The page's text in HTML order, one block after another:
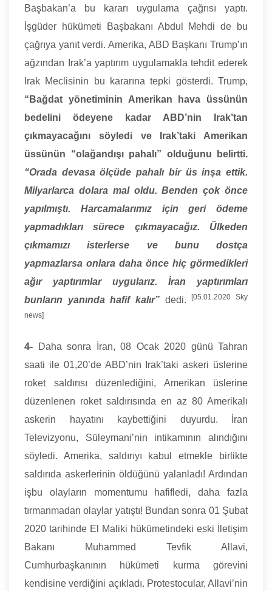
Başbakan’a bu kararı uygulama çağrısı yaptı.
İşgüder hükümeti Başbakanı Abdul Mehdi de bu
çağrıya yanıt verdi. Amerika, ABD Başkanı Trump’ın
ağzından Irak’a yaptırım uygulamakla tehdit ederek
Irak Meclisinin bu kararına tepki gösterdi. Trump,
“Bağdat yönetiminin Amerikan hava üssünün
bedelini ödeyene kadar ABD’nin Irak’tan
çıkmayacağını söyledi ve Irak’taki Amerikan
üssünün “olağandışı pahalı” olduğunu belirtti.
“Orada devasa ölçüde pahalı bir üs inşa ettik.
Milyarlarca dolara mal oldu. Benden çok önce
yapılmıştı. Harcamalarımız için geri ödeme
yapmadıkları sürece çıkmayacağız. Ülkeden
çıkmamızı isterlerse ve bunu dostça
yapmazlarsa onlara daha önce hiç görmedikleri
ağır yaptırımlar uygularız. İran yaptırımları
bunların yanında hafif kalır” dedi.[05.01.2020 Sky
news]
4- Daha sonra İran, 08 Ocak 2020 günü Tahran
saati ile 01,20’de ABD’nin Irak’taki askeri üslerine
roket saldırısı düzenlediğini, Amerikan üslerine
düzenlenen roket saldırısında en az 80 Amerikalı
askerin hayatını kaybettiğini duyurdu. İran
Televizyonu, Süleymani’nin intikamının alındığını
söyledi. Amerika, saldırıyı kabul etmekle birlikte
saldırıda askerlerinin öldüğünü yalanladı! Ardından
işbu olayların momentumu hafifledi, daha fazla
tırmanmadan olaylar yatıştı! Bundan sonra 01 Şubat
2020 tarihinde El Maliki hükümetindeki eski İletişim
Bakanı Muhammed Tevfik Allavi,
Cumhurbaşkanının hükümeti kurma görevini
kendisine verdiğini açıkladı. Protestocular, Allavi’nin